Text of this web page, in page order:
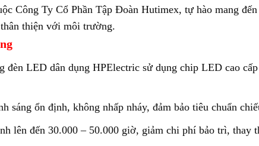
Công Ty Cổ Phần Tập Đoàn Hutimex, tự hào mang
thiện với môi trường.
đèn LED dân dụng HPElectric sử dụng chip LED cao
sáng ổn định, không nhấp nháy, đảm bảo tiêu chuẩn
lên đến 30.000 – 50.000 giờ, giảm chi phí bảo trì, thay